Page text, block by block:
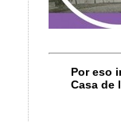
Por eso
Casa de